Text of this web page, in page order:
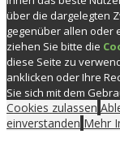
über die dargelegten
gegenüber allen oder
ziehen Sie bitte die
diese Seite zu
anklicken oder Ihre
Sie sich mit dem
Cookies zulassen
einverstanden Mehr